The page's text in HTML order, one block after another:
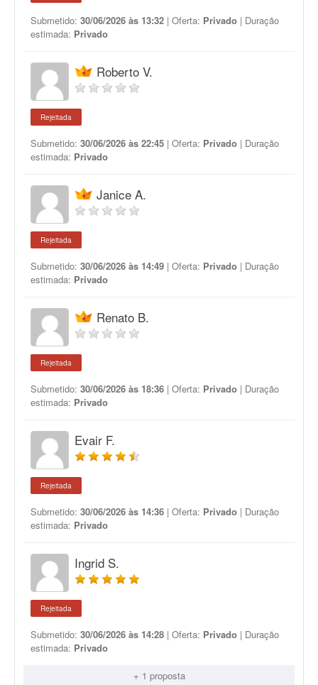
Submetido: 30/06/2026 às 13:32 | Oferta: Privado | Duração
estimada: Privado
Roberto V.
Rejeitada
Submetido: 30/06/2026 às 22:45 | Oferta: Privado | Duração
estimada: Privado
Janice A.
Rejeitada
Submetido: 30/06/2026 às 14:49 | Oferta: Privado | Duração
estimada: Privado
Renato B.
Rejeitada
Submetido: 30/06/2026 às 18:36 | Oferta: Privado | Duração
estimada: Privado
Evair F.
Rejeitada
Submetido: 30/06/2026 às 14:36 | Oferta: Privado | Duração
estimada: Privado
Ingrid S.
Rejeitada
Submetido: 30/06/2026 às 14:28 | Oferta: Privado | Duração
estimada: Privado
+ 1 proposta